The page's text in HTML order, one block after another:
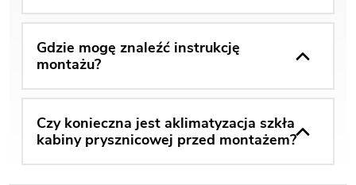
Gdzie mogę znaleźć instrukcję
montażu?
Czy konieczna jest aklimatyzacja szkła
kabiny prysznicowej przed montażem?